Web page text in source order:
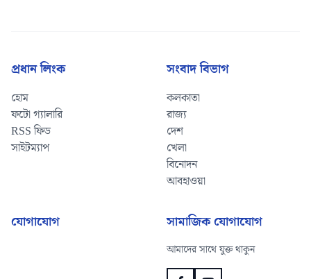
প্রধান লিংক
হোম
ফটো গ্যালারি
RSS ফিড
সাইটম্যাপ
সংবাদ বিভাগ
কলকাতা
রাজ্য
দেশ
খেলা
বিনোদন
আবহাওয়া
যোগাযোগ সামাজিক যোগাযোগ
আমাদের সাথে যুক্ত থাকুন